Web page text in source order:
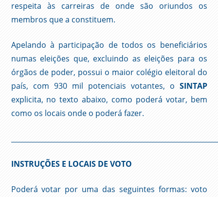
respeita às carreiras de onde são oriundos os
membros que a constituem.
Apelando à participação de todos os beneficiários
numas eleições que, excluindo as eleições para os
órgãos de poder, possui o maior colégio eleitoral do
país, com 930 mil potenciais votantes, o SINTAP
explicita, no texto abaixo, como poderá votar, bem
como os locais onde o poderá fazer.
INSTRUÇÕES E LOCAIS DE VOTO
Poderá votar por uma das seguintes formas: voto